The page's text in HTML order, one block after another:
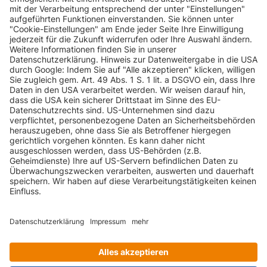
INFORMATIONEN
KUNDENSERVICE
INFORMATIONEN
ZAHLUNGSARTEN
KONTAKT
GEPRÜFTE QUALITÄT
VERSANDARTEN